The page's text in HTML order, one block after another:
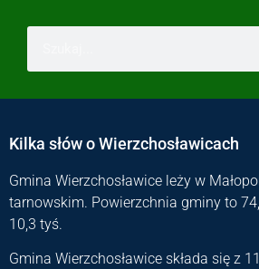
Kilka słów o Wierzchosławicach
Gmina Wierzchosławice leży w
tarnowskim. Powierzchnia gminy to
10,3 tyś.
Gmina Wierzchosławice składa się z